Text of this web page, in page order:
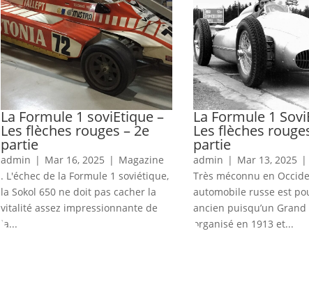
La Formule 1 soviEtique –
Les flèches rouges – 2e
partie
admin | Mar 16, 2025 | Magazine
. L'échec de la Formule 1 soviétique,
la Sokol 650 ne doit pas cacher la
vitalité assez impressionnante de
la...
La Formule 1
Les flèches
partie
admin | Mar 13, 2025 |
Très méconnu en
automobile russe est
ancien puisqu’un
organisé en 1913 et...